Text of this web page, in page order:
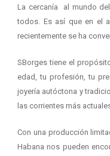
La cercanía al mundo
todos. Es así que en el
recientemente se ha
SBorges tiene el
edad, tu profesión, tu
joyería autóctona y
las corrientes más
Con una producción
Habana nos pueden